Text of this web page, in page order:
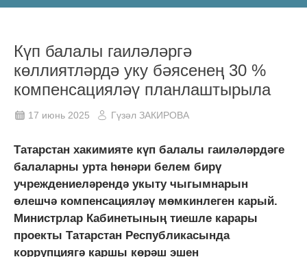
Күп балалы гаиләләргә
көллиятләрдә уку бәясенең 30 %
компенсацияләү планлаштырыла
17 июнь 2025 Гүзәл ЗАКИРОВА
Татарстан хакимияте күп балалы гаиләләрдәге
балаларны урта һөнәри белем бирү
учреждениеләрендә укыту чыгымнарын
өлешчә компенсацияләү мөмкинлеген карый.
Министрлар Кабинетының тиешле карары
проекты Татарстан Республикасында
коррупциягә каршы көрәш эшен